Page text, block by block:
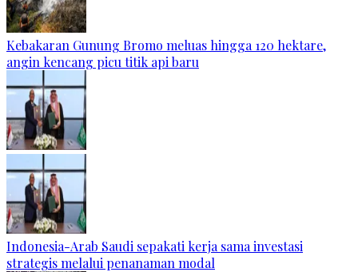
Kebakaran Gunung Bromo meluas hingga 120 hektare,
angin kencang picu titik api baru
Indonesia-Arab Saudi sepakati kerja sama investasi
strategis melalui penanaman modal